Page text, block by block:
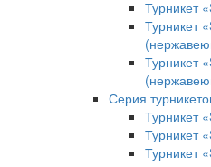
Турникет
Турникет
Турникет
Серия
Турникет
Турникет
Турникет